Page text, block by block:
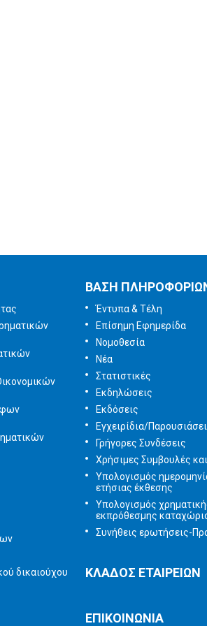
δικαιούχου
ΒΑΣΗ
Έντυπα & Τέλη
Επίσημη Εφημερίδα
Νομοθεσία
Νέα
Στατιστικές
Εκδηλώσεις
Εκδόσεις
Εγχειρίδια/
Γρήγορες Συνδέσεις
Χρήσιμες Συμβουλές
Υπολογισμός
ετήσιας έκθεσης
Υπολογισμός
εκπρόθεσμης
Συνήθεις ερωτήσεις-
ΚΛΑΔΟΣ ΕΤΑΙΡΕΙΩΝ
ΕΠΙΚΟΙΝΩΝΙΑ